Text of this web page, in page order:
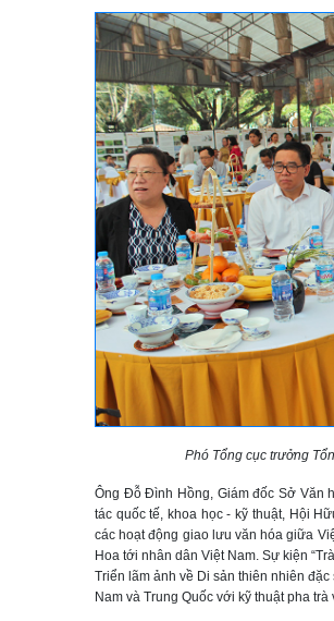
Phó Tổng cục trưởng
Ông Đỗ Đình Hồng, Giám đốc Sở Văn
tác quốc tế, khoa học - kỹ thuật, Hội
các hoạt động giao lưu văn hóa giữa
Hoa tới nhân dân Việt Nam. Sự kiện
Triển lãm ảnh về Di sản thiên nhiên
Nam và Trung Quốc với kỹ thuật pha